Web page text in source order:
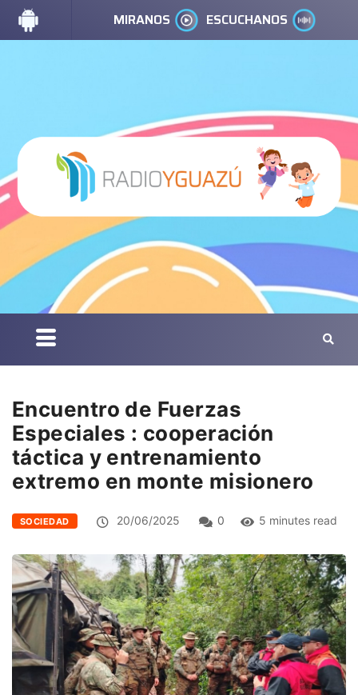
MIRANOS ESCUCHANOS
Encuentro de Fuerzas
Especiales : cooperación
táctica y entrenamiento
extremo en monte misionero
SOCIEDAD 20/06/2025 0 5 minutes read